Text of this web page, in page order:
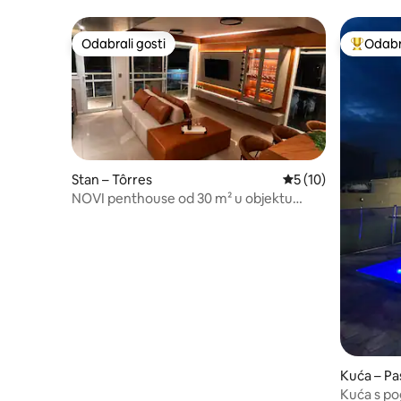
Odabrali gosti
Odabrali gosti
Stan – Tôrres Prosječna ocjena:
5 (10)
NOVI penthouse od 30 m² u objektu
Među
Kuća –
Kuća s